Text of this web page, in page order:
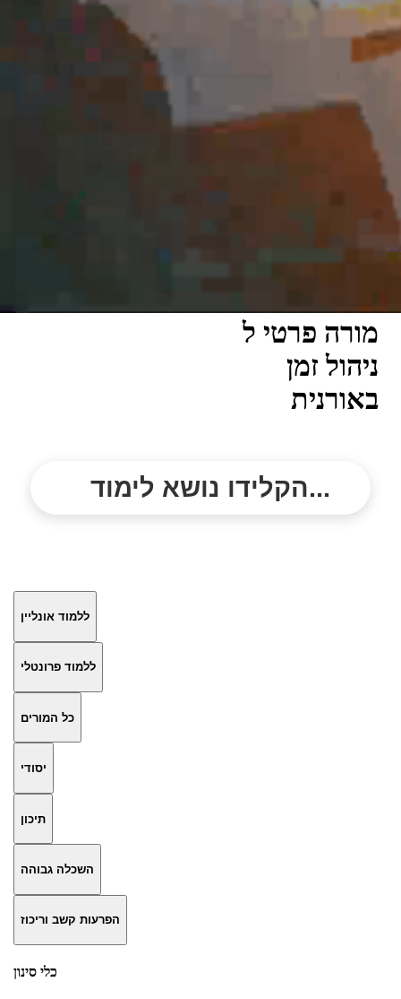
מורה פרטי ל
ניהול זמן
באורנית
הקלידו נושא לימוד...
ללמוד אונליין
ללמוד פרונטלי
כל המורים
יסודי
תיכון
השכלה גבוהה
הפרעות קשב וריכוז
כלי סינון